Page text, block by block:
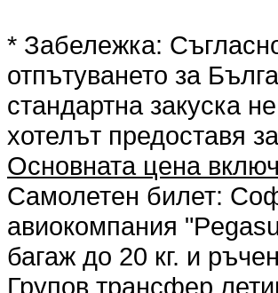
* Забележка:
отпътуването за
стандартна закуска
хотелът предоставя
Основната цена
Самолетен билет:
авиокомпания
багаж до 20 кг. и
Групов трансфер